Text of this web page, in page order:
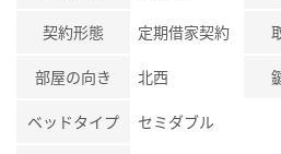
契約形態 定期借家契約
部屋の向き 北西
ベッドタイプ セミダブル